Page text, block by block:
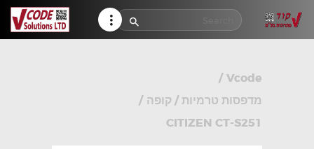
HELP CENTER
Vcode
/
מדפסות טרמיות / קופה /
CITIZEN CT-S251